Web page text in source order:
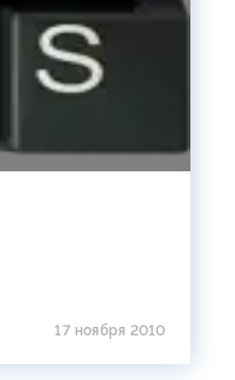
17 ноября 2010